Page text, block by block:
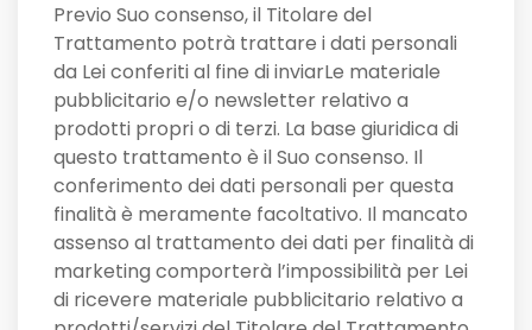
Previo Suo consenso, il Titolare del
Trattamento potrà trattare i dati personali
da Lei conferiti al fine di inviarLe materiale
pubblicitario e/o newsletter relativo a
prodotti propri o di terzi. La base giuridica di
questo trattamento è il Suo consenso. Il
conferimento dei dati personali per questa
finalità è meramente facoltativo. Il mancato
assenso al trattamento dei dati per finalità di
marketing comporterà l’impossibilità per Lei
di ricevere materiale pubblicitario relativo a